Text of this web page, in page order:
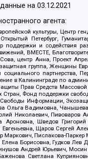
данные на03.12.2021
агента:
культуры, Центр
Петербург,
поддержки и содействия
ВМЕСТЕ,
Сова, центр Анна, Проект
группа, Женщины
партнерства,
Калининграде по
Прав Средств
Фонд поддержки
Информации,
Вадимовна, Чанышева
Николаевич, Пивоваров
Шведов
Щаров Сергей
Маркович, Пислакова-
Борисовна, Гудков
Андрей Юрьевич,
Светлана